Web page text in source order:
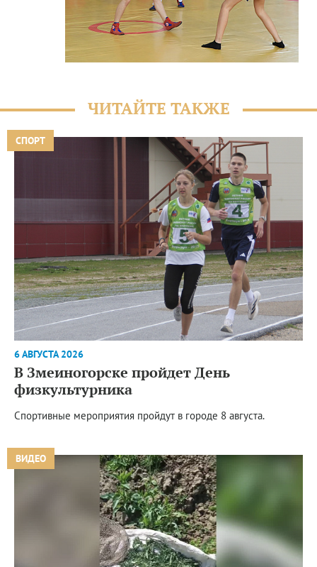
ЧИТАЙТЕ ТАКЖЕ
СПОРТ
6 АВГУСТА 2026
В Змеиногорске пройдет День
физкультурника
Спортивные мероприятия пройдут в городе 8 августа.
ВИДЕО